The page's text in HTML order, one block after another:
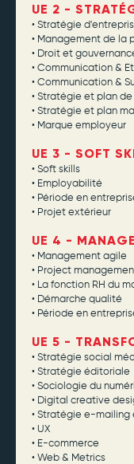
UE 2 -
• Stratégie
• Management de la
• Droit et
• Communication &
• Communication &
• Stratégie et plan
• Stratégie et plan
• Marque employeur
UE 3 - SOFT
• Soft skills
• Employabilité
• Période en
• Projet extérieur
UE 4 -
• Management agile
• Project
• La fonction RH du
• Démarche qualité
• Période en
UE 5 -
• Stratégie social
• Stratégie éditoriale
• Sociologie du
• Digital creative
• Stratégie e-mailing
• UX
• E-commerce
• Web & Metrics